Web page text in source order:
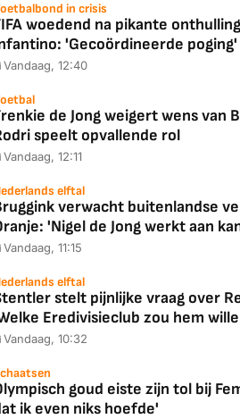
in crisis
woedend na pikante
'Gecoördineerde poging'
Vandaag, 12:40
de Jong weigert wens van
speelt opvallende rol
Vandaag, 12:11
elftal
verwacht buitenlandse
'Nigel de Jong werkt aan
Vandaag, 11:15
elftal
stelt pijnlijke vraag over
Eredivisieclub zou hem
Vandaag, 10:32
goud eiste zijn tol bij
ik even niks hoefde'